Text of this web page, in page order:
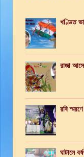
খণ্ডিত
রাজা আসে
রবি
ঘাটালে